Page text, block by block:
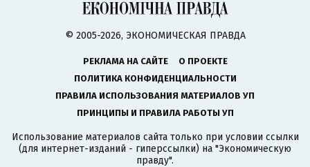
© 2005-2026, ЭКОНОМИЧЕСКАЯ ПРАВДА
РЕКЛАМА НА САЙТЕ
О ПРОЕКТЕ
ПОЛИТИКА КОНФИДЕНЦИАЛЬНОСТИ
ПРАВИЛА ИСПОЛЬЗОВАНИЯ МАТЕРИАЛОВ УП
ПРИНЦИПЫ И ПРАВИЛА РАБОТЫ УП
Использование материалов сайта только при условии ссылки
(для интернет-изданий - гиперссылки) на "Экономическую
правду".